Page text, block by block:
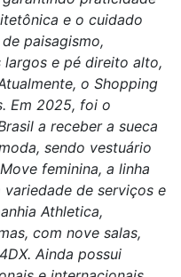
e o cuidado
paisagismo,
largos e pé direito alto,
o Shopping
Em 2025, foi o
a receber a sueca
sendo vestuário
feminina, a linha
de serviços e
Athletica,
com nove salas,
Ainda possui